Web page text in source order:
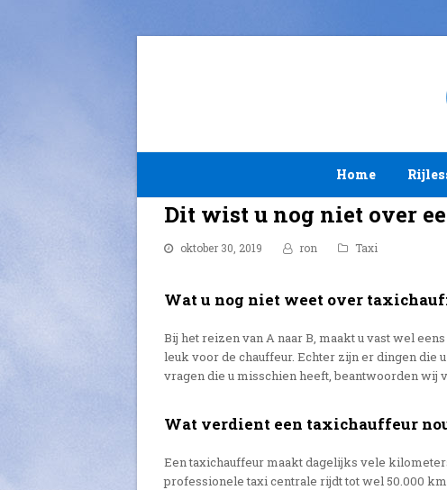
Home
Dit wist u nog niet over
oktober 30, 2019 ron Taxi
Wat u nog niet weet over
Bij het reizen van A naar B, maakt u vast wel
leuk voor de chauffeur. Echter zijn er dingen die
vragen die u misschien heeft, beantwoorden wij
Wat verdient een taxichauffeur
Een taxichauffeur maakt dagelijks vele
professionele taxi centrale rijdt tot wel 50.000